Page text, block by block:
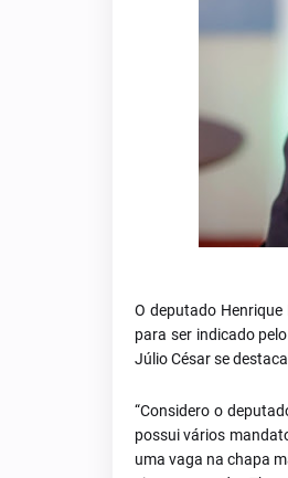
O deputado
para ser indicado
Júlio César se
“Considero o
possui vários
uma vaga na chapa